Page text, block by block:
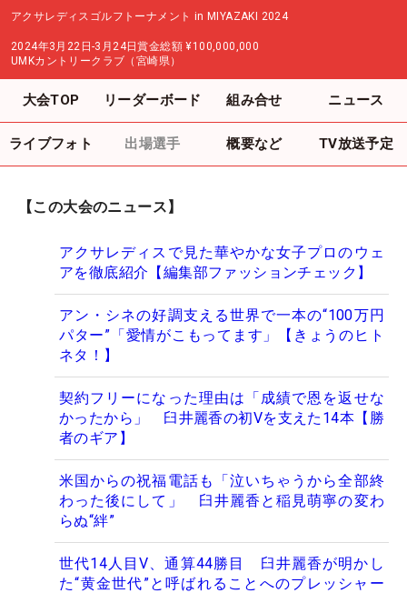
アクサレディスゴルフトーナメント in MIYAZAKI 2024
2024年3月22日-3月24日賞金総額 ¥100,000,000
UMKカントリークラブ（宮崎県）
大会TOP リーダーボード 組み合せ ニュース
ライブフォト 出場選手 概要など TV放送予定
【この大会のニュース】
アクサレディスで見た華やかな女子プロのウェ
アを徹底紹介【編集部ファッションチェック】
アン・シネの好調支える世界で一本の“100万円
パター”「愛情がこもってます」【きょうのヒト
ネタ！】
契約フリーになった理由は「成績で恩を返せな
かったから」 臼井麗香の初Vを支えた14本【勝
者のギア】
米国からの祝福電話も「泣いちゃうから全部終
わった後にして」 臼井麗香と稲見萌寧の変わ
らぬ“絆”
世代14人目V、通算44勝目 臼井麗香が明かし
た“黄金世代”と呼ばれることへのプレッシャー